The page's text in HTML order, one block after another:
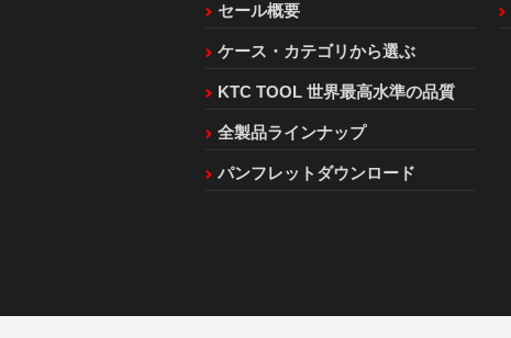
セール概要
ケース・カテゴリから選ぶ
KTC TOOL 世界最高水準の品質
全製品ラインナップ
パンフレットダウンロード